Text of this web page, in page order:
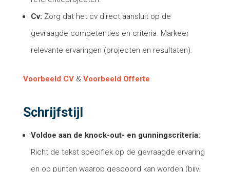
Cv: Zorg dat het cv direct aansluit op de
gevraagde competenties en criteria. Markeer
relevante ervaringen (projecten en resultaten).
Voorbeeld CV & Voorbeeld Offerte
Schrijfstijl
Voldoe aan de knock-out- en gunningscriteria:
Richt de tekst specifiek op de gevraagde ervaring
en op punten waarop gescoord kan worden (bijv.